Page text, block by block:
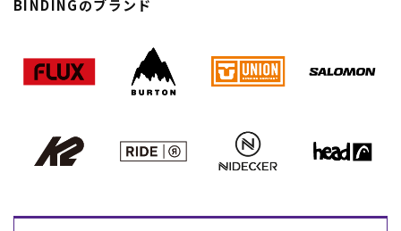
ファッションTOP
BINDINGのブランド